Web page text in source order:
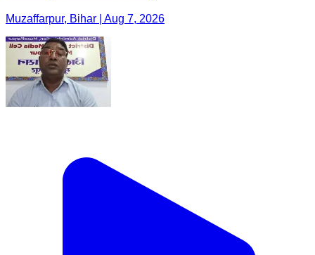
Muzaffarpur, Bihar | Aug 7, 2026